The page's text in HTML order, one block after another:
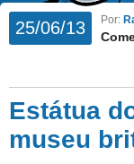
25/06/13 Por:
Estátua
museu